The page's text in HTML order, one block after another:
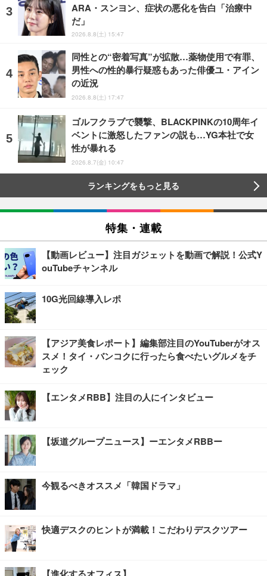
ARA・スンヨン、症状の悪化を告白「治療中
だ」
2026.8.8(土) 15:47
同性との“密着写真”が拡散…薬物使用で有罪、
男性への性的暴行疑惑もあった俳優ユ・アイン
の近況
2026.8.8(土) 17:47
ゴルフクラブで襲撃、BLACKPINKの10周年イ
ベントに激怒したファンの説も…YG本社で女
性が暴れる
2026.8.7(金) 10:47
ランキングをもっと見る
特集・連載
【動画レビュー】注目ガジェットを動画で解説！公式Y
ouTubeチャンネル
10G光回線導入レポ
【アジア美食レポート】編集部注目のYouTuberがオス
スメ！タイ・バンコクに行ったら食べたいグルメをチ
ェック
【エンタメRBB】注目の人にインタビュー
【坂道グループニュース】ーエンタメRBBー
今観るべきオススメ「韓国ドラマ」
快適デスクのヒントが満載！こだわりデスクツアー